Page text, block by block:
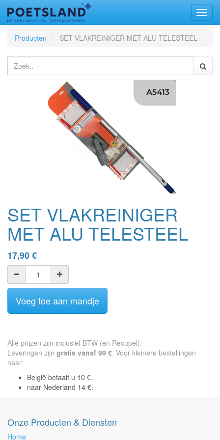
Producten
SET VLAKREINIGER MET ALU TELESTEEL
SET VLAKREINIGER
MET ALU TELESTEEL
17,90€
Voeg toe aan mandje
Alle prijzen zijn inclusief BTW (en Recupel).
Leveringen zijn gratis vanaf 99 €. Voor kleinere bestellingen
naar:
België betaalt u 10 €,
naar Nederland 14 €.
Onze Producten & Diensten
Home